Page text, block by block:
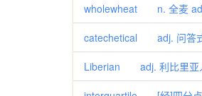
wholewheat n. 全麦
catechetical adj. 问答式
Liberian adj. 利比里亚